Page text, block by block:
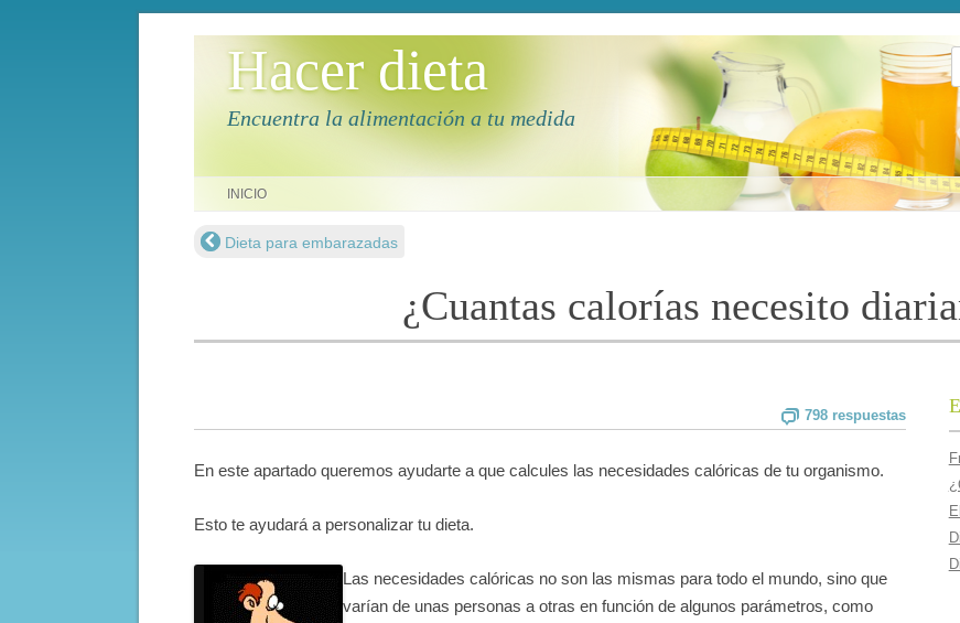
Hacer dieta
Encuentra la alimentación a tu medida
INICIO
Navegación de entradas
Dieta para embarazadas
¿Cuantas calorí­as necesito
798 respuestas
En este apartado queremos ayudarte a que calcules las necesidades calóricas de tu organismo.
Esto te ayudará a personalizar tu dieta.
Las necesidades calóricas no son las mismas para todo el mundo, sino que
varían de unas personas a otras en función de algunos parámetros, como